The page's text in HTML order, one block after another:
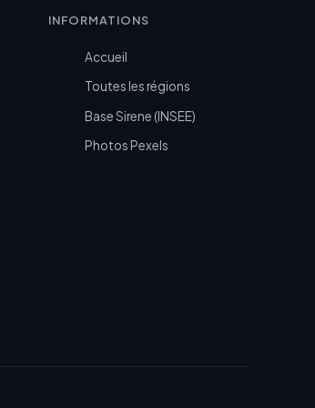
INFORMATIONS
Accueil
Toutes les régions
Base Sirene (INSEE)
Photos Pexels